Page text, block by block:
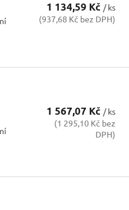
1 134,59 Kč/ ks
(937,68 Kč bez DPH)
1 567,07 Kč / ks
(1 295,10 Kč bez
DPH)